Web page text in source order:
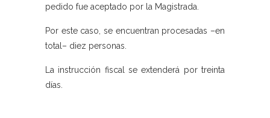
pedido fue aceptado por la Magistrada.
Por este caso, se encuentran procesadas –en
total– diez personas.
La instrucción fiscal se extenderá por treinta
días.